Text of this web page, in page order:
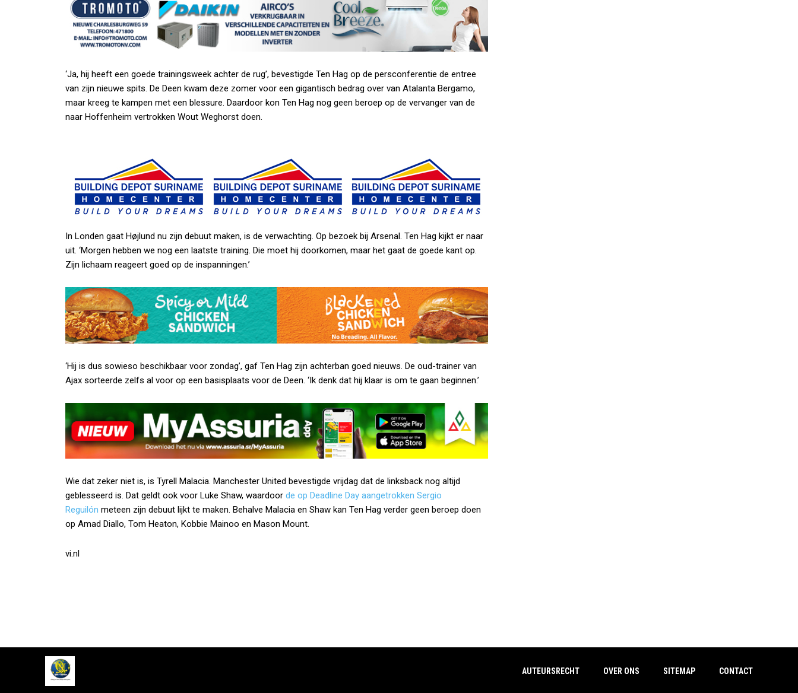
‘Ja, hij heeft een goede trainingsweek achter de rug’, bevestigde Ten Hag op de persconferentie de entree
van zijn nieuwe spits. De Deen kwam deze zomer voor een gigantisch bedrag over van Atalanta Bergamo,
maar kreeg te kampen met een blessure. Daardoor kon Ten Hag nog geen beroep op de vervanger van de
naar Hoffenheim vertrokken Wout Weghorst doen.
In Londen gaat Højlund nu zijn debuut maken, is de verwachting. Op bezoek bij Arsenal. Ten Hag kijkt er naar
uit. ‘Morgen hebben we nog een laatste training. Die moet hij doorkomen, maar het gaat de goede kant op.
Zijn lichaam reageert goed op de inspanningen.’
‘Hij is dus sowieso beschikbaar voor zondag’, gaf Ten Hag zijn achterban goed nieuws. De oud-trainer van
Ajax sorteerde zelfs al voor op een basisplaats voor de Deen. ‘Ik denk dat hij klaar is om te gaan beginnen.’
Wie dat zeker niet is, is Tyrell Malacia. Manchester United bevestigde vrijdag dat de linksback nog altijd
geblesseerd is. Dat geldt ook voor Luke Shaw, waardoor de op Deadline Day aangetrokken Sergio
Reguilón meteen zijn debuut lijkt te maken. Behalve Malacia en Shaw kan Ten Hag verder geen beroep doen
op Amad Diallo, Tom Heaton, Kobbie Mainoo en Mason Mount.
vi.nl
AUTEURSRECHT OVER ONS SITEMAP CONTACT